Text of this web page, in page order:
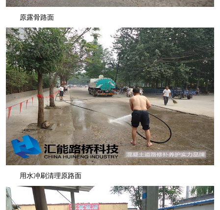
原露骨路面
用水冲刷清理原路面